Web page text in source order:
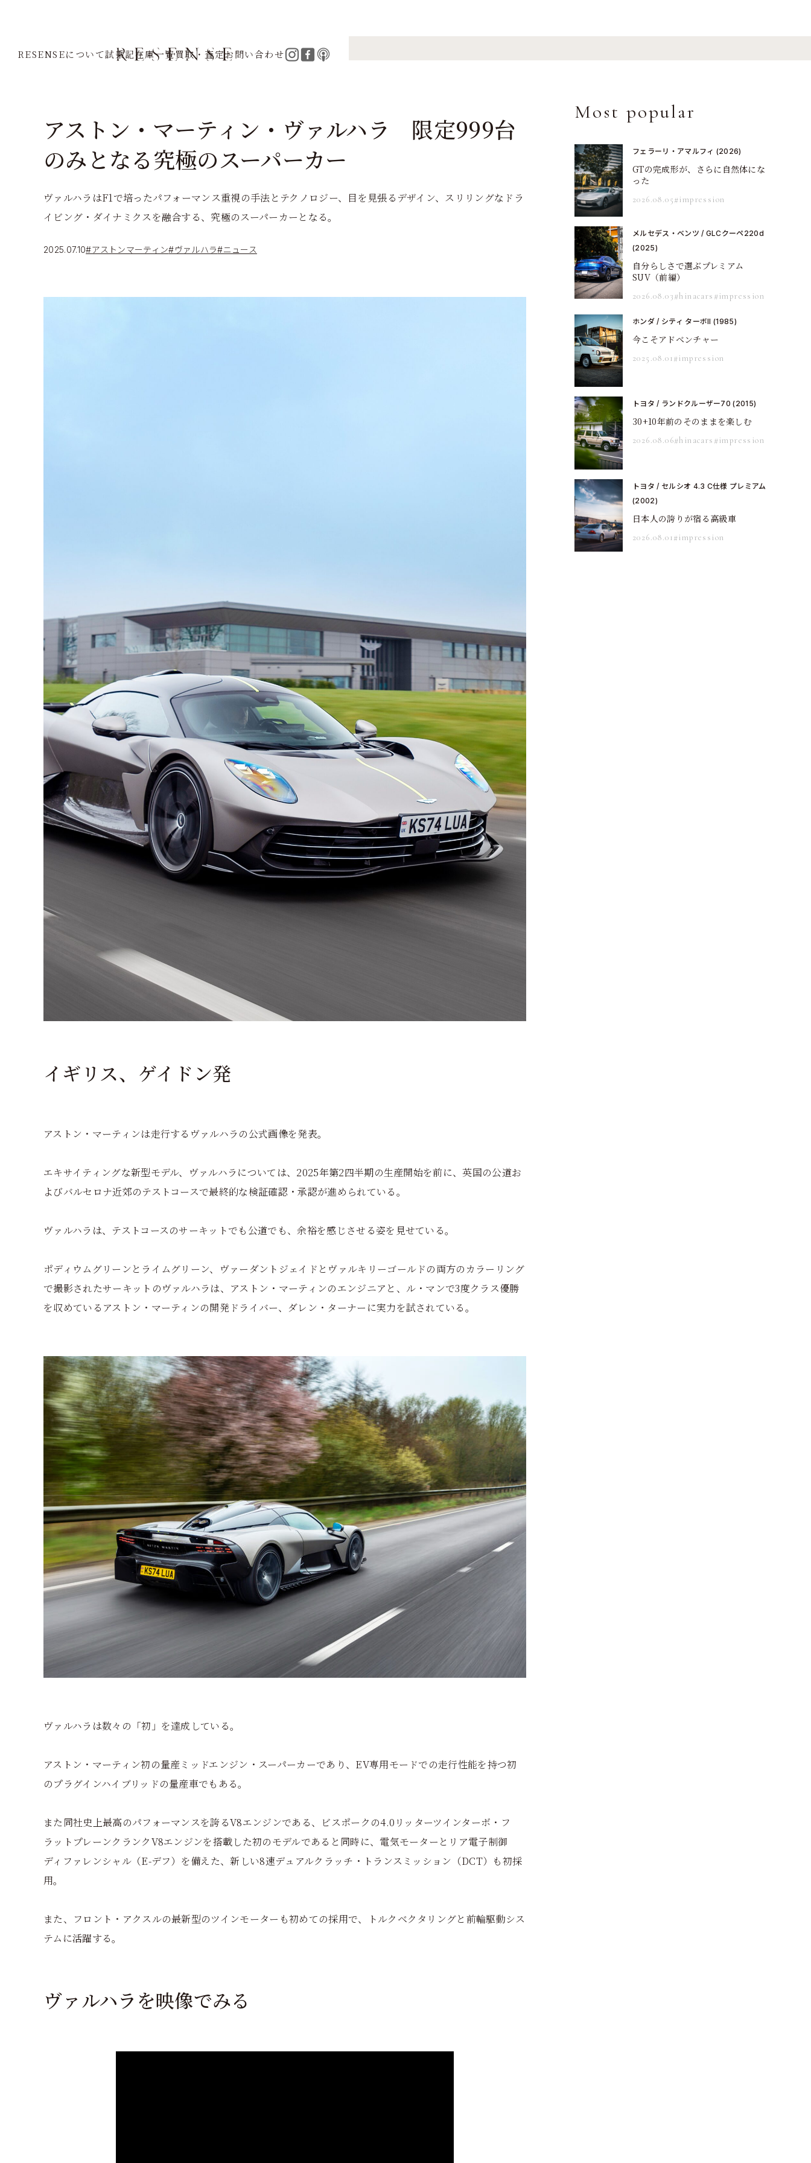
RESENSEについて試乗記在庫一覧買取・査定お問い合わせ
アストンマーティン ヴァルハラ
アストン・マーティン・ヴァルハラ 限定999台
のみとなる究極のスーパーカー
ヴァルハラはF1で培ったパフォーマンス重視の手法とテクノロジー、目を見張るデザイン、スリリングなドラ
イビング・ダイナミクスを融合する、究極のスーパーカーとなる。
2025.07.10#アストンマーティン#ヴァルハラ#ニュース
イギリス、ゲイドン発
アストン・マーティンは走行するヴァルハラの公式画像を発表。
エキサイティングな新型モデル、ヴァルハラについては、2025年第2四半期の生産開始を前に、英国の公道お
よびバルセロナ近郊のテストコースで最終的な検証確認・承認が進められている。
ヴァルハラは、テストコースのサーキットでも公道でも、余裕を感じさせる姿を見せている。
ポディウムグリーンとライムグリーン、ヴァーダントジェイドとヴァルキリーゴールドの両方のカラーリング
で撮影されたサーキットのヴァルハラは、アストン・マーティンのエンジニアと、ル・マンで3度クラス優勝
を収めているアストン・マーティンの開発ドライバー、ダレン・ターナーに実力を試されている。
ヴァルハラは数々の「初」を達成している。
アストン・マーティン初の量産ミッドエンジン・スーパーカーであり、EV専用モードでの走行性能を持つ初
のプラグインハイブリッドの量産車でもある。
また同社史上最高のパフォーマンスを誇るV8エンジンである、ビスポークの4.0リッターツインターボ・フ
ラットプレーンクランクV8エンジンを搭載した初のモデルであると同時に、電気モーターとリア電子制御
ディファレンシャル（E-デフ）を備えた、新しい8速デュアルクラッチ・トランスミッション（DCT）も初採
用。
また、フロント・アクスルの最新型のツインモーターも初めての採用で、トルクベクタリングと前輪駆動シス
テムに活躍する。
ヴァルハラを映像でみる
Most popular
フェラーリ・アマルフィ (2026)
GTの完成形が、さらに自然体にな
った
2026.08.05#impression
メルセデス・ベンツ / GLCクーペ220d
(2025)
自分らしさで選ぶプレミアム
SUV（前編）
2026.08.03#hinacars #impression
ホンダ / シティ ターボII (1985)
今こそアドベンチャー
2025.08.01 #impression
トヨタ / ランドクルーザー70 (2015)
30+10年前のそのままを楽しむ
2026.08.06#hinacars #impression
トヨタ / セルシオ 4.3 C仕様 プレミアム
(2002)
日本人の誇りが宿る高級車
2026.08.01 #impression